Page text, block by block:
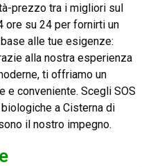
prezzo tra i migliori sul
ore su 24 per fornirti un
alle tue esigenze:
alla nostra esperienza
ti offriamo un
e conveniente. Scegli SOS
a Cisterna di
il nostro impegno.